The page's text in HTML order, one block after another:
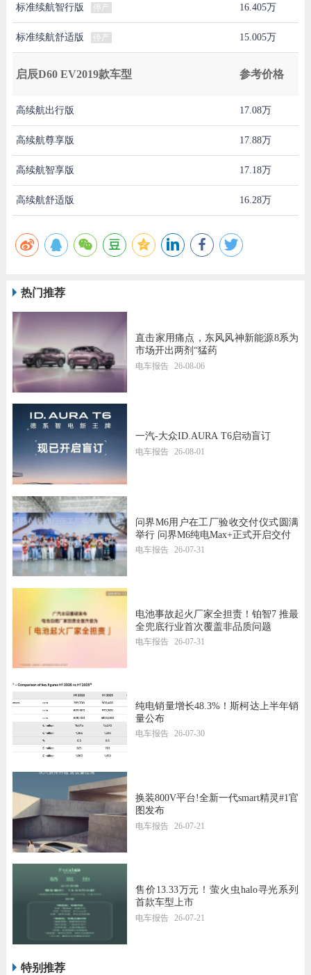
标准续航智行版 停产 16.405万
标准续航舒适版 停产 15.005万
启辰D60 EV2019款车型 参考价格
高续航出行版 17.08万
高续航尊享版 17.88万
高续航智享版 17.18万
高续航舒适版 16.28万
热门推荐
直击家用痛点，东风风神新能源8系为
市场开出两剂“猛药
电车报告 26-08-06
一汽-大众ID.AURA T6启动盲订
电车报告 26-08-01
问界M6用户在工厂验收交付仪式圆满
举行 问界M6纯电Max+正式开启交付
电车报告 26-07-31
电池事故起火厂家全担责！铂智7 推最
全兜底行业首次覆盖非品质问题
电车报告 26-07-31
纯电销量增长48.3%！斯柯达上半年销
量公布
电车报告 26-07-30
换装800V平台!全新一代smart精灵#1官
图发布
电车报告 26-07-21
售价13.33万元！萤火虫halo寻光系列
首款车型上市
电车报告 26-07-21
特别推荐